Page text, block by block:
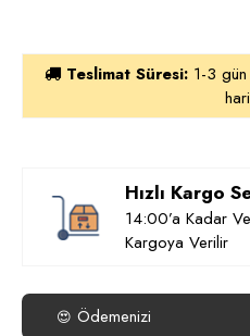
Teslimat Süresi: 1-3
Hızlı Kargo
14:00’a Kadar
Kargoya Verilir
😍 Ödemenizi